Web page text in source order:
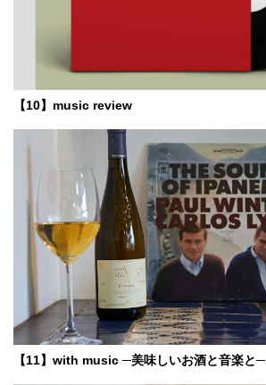
【10】music review
【11】with music ─美味しいお酒と音楽と─